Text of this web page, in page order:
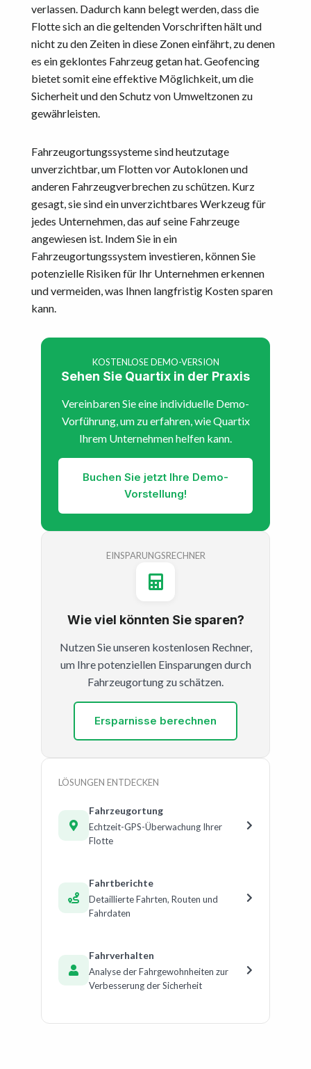
verlassen. Dadurch kann belegt werden, dass die
Flotte sich an die geltenden Vorschriften hält und
nicht zu den Zeiten in diese Zonen einfährt, zu denen
es ein geklontes Fahrzeug getan hat. Geofencing
bietet somit eine effektive Möglichkeit, um die
Sicherheit und den Schutz von Umweltzonen zu
gewährleisten.
Fahrzeugortungssysteme sind heutzutage
unverzichtbar, um Flotten vor Autoklonen und
anderen Fahrzeugverbrechen zu schützen. Kurz
gesagt, sie sind ein unverzichtbares Werkzeug für
jedes Unternehmen, das auf seine Fahrzeuge
angewiesen ist. Indem Sie in ein
Fahrzeugortungssystem investieren, können Sie
potenzielle Risiken für Ihr Unternehmen erkennen
und vermeiden, was Ihnen langfristig Kosten sparen
kann.
KOSTENLOSE DEMO-VERSION
Sehen Sie Quartix in der Praxis
Vereinbaren Sie eine individuelle Demo-
Vorführung, um zu erfahren, wie Quartix
Ihrem Unternehmen helfen kann.
Buchen Sie jetzt Ihre Demo-
Vorstellung!
EINSPARUNGSRECHNER
Wie viel könnten Sie sparen?
Nutzen Sie unseren kostenlosen Rechner,
um Ihre potenziellen Einsparungen durch
Fahrzeugortung zu schätzen.
Ersparnisse berechnen
LÖSUNGEN ENTDECKEN
Fahrzeugortung
Echtzeit-GPS-Überwachung Ihrer
Flotte
Fahrtberichte
Detaillierte Fahrten, Routen und
Fahrdaten
Fahrverhalten
Analyse der Fahrgewohnheiten zur
Verbesserung der Sicherheit